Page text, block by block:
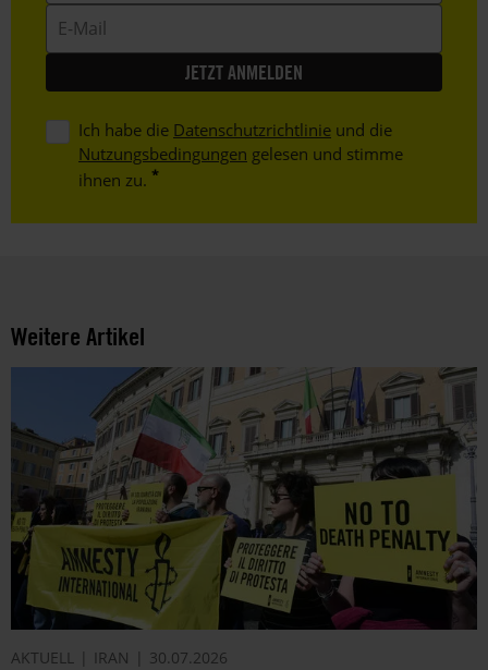
Mail
Ich habe die Datenschutzrichtlinie und die
Nutzungsbedingungen gelesen und stimme
ihnen zu.
Weitere Artikel
AKTUELL IRAN 30.07.2026